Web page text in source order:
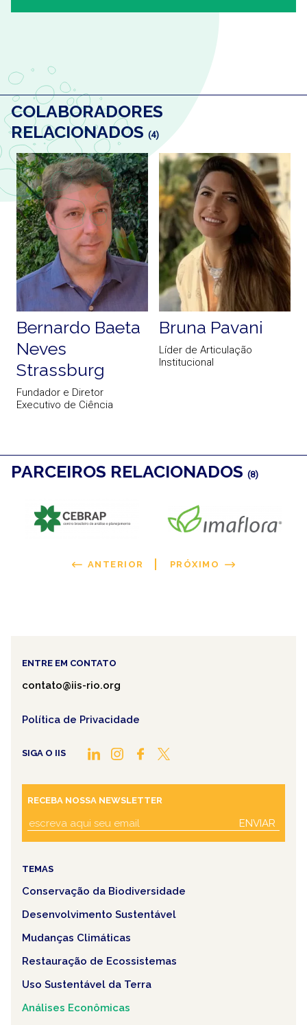
COLABORADORES
RELACIONADOS (4)
Bernardo Baeta
Neves
Strassburg
Fundador e Diretor
Executivo de Ciência
Bruna Pavani
Líder de Articulação
Institucional
PARCEIROS RELACIONADOS (8)
ANTERIOR PRÓXIMO
ENTRE EM CONTATO
contato@iis-rio.org
Política de Privacidade
SIGA O IIS
RECEBA NOSSA NEWSLETTER
ENVIAR
TEMAS
Conservação da Biodiversidade
Desenvolvimento Sustentável
Mudanças Climáticas
Restauração de Ecossistemas
Uso Sustentável da Terra
Análises Econômicas